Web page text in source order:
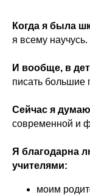
Когда я была
я всему научусь.
И вообще, в
писать большие
Сейчас я
современной и
Я благодарна
учителями:
моим